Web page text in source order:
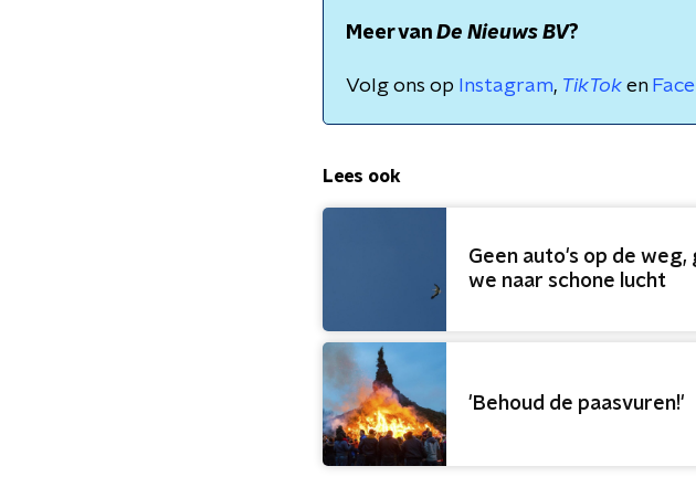
Meer van De Nieuws BV?
Volg ons op Instagram, TikTok en
Lees ook
Geen auto's op de weg,
we naar schone lucht
'Behoud de paasvuren!'